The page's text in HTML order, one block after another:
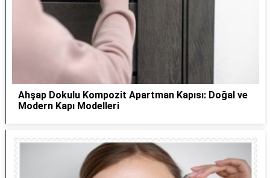
Ahşap Dokulu Kompozit Apartman Kapısı: Doğal ve
Modern Kapı Modelleri